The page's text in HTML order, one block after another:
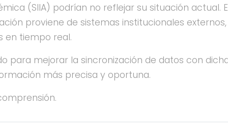
(SIIA) podrían no reflejar su situación actual.
proviene de sistemas institucionales
en tiempo real.
para mejorar la sincronización de datos con
más precisa y oportuna.